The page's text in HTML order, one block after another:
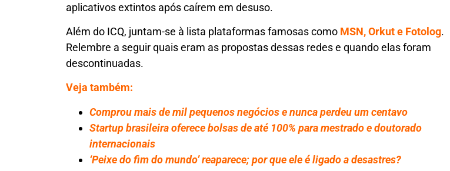
aplicativos extintos após caírem em desuso.
Além do ICQ, juntam-se à lista plataformas famosas como MSN, Orkut e Fotolog.
Relembre a seguir quais eram as propostas dessas redes e quando elas foram
descontinuadas.
Veja também:
Comprou mais de mil pequenos negócios e nunca perdeu um centavo
Startup brasileira oferece bolsas de até 100% para mestrado e doutorado
internacionais
‘Peixe do fim do mundo’ reaparece; por que ele é ligado a desastres?